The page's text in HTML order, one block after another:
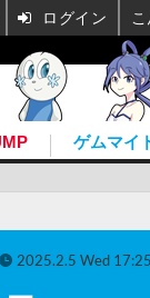
ゲムマイ
2025.2.5 Wed 17:25
ログイン